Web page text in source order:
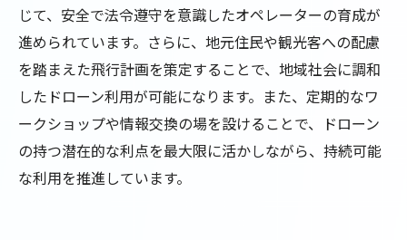
じて、安全で法令遵守を意識したオペレーターの育成が
進められています。さらに、地元住民や観光客への配慮
を踏まえた飛行計画を策定することで、地域社会に調和
したドローン利用が可能になります。また、定期的なワ
ークショップや情報交換の場を設けることで、ドローン
の持つ潜在的な利点を最大限に活かしながら、持続可能
な利用を推進しています。